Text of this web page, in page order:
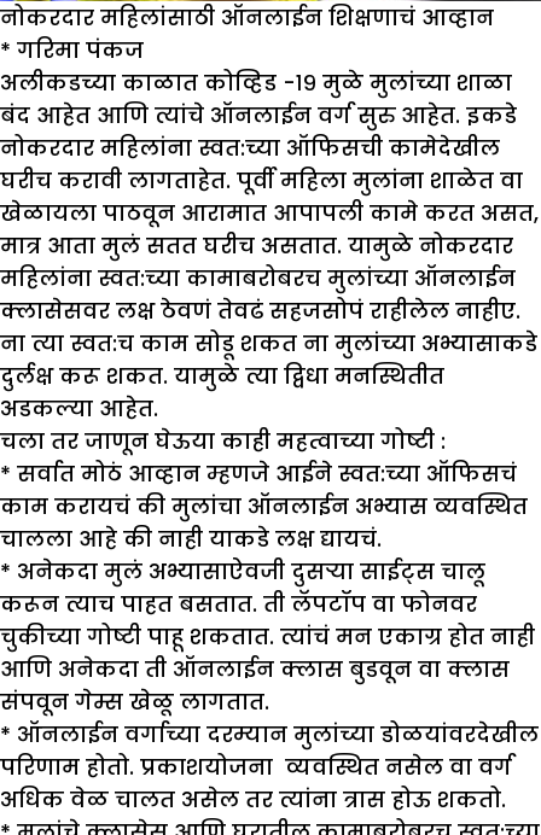
नोकरदार महिलांसाठी ऑनलाईन शिक्षणाचं आव्हान
* गरिमा पंकज
अलीकडच्या काळात कोव्हिड -१९ मुळे मुलांच्या शाळा
बंद आहेत आणि त्यांचे ऑनलाईन वर्ग सुरु आहेत. इकडे
नोकरदार महिलांना स्वत:च्या ऑफिसची कामेदेखील
घरीच करावी लागताहेत. पूर्वी महिला मुलांना शाळेत वा
खेळायला पाठवून आरामात आपापली कामे करत असत,
मात्र आता मुलं सतत घरीच असतात. यामुळे नोकरदार
महिलांना स्वत:च्या कामाबरोबरच मुलांच्या ऑनलाईन
क्लासेसवर लक्ष ठेवणं तेवढं सहजसोपं राहीलेल नाहीए.
ना त्या स्वत:च काम सोडू शकत ना मुलांच्या अभ्यासाकडे
दुर्लक्ष करू शकत. यामुळे त्या द्विधा मनस्थितीत
अडकल्या आहेत.
चला तर जाणून घेऊया काही महत्वाच्या गोष्टी :
* सर्वात मोठं आव्हान म्हणजे आईने स्वत:च्या ऑफिसचं
काम करायचं की मुलांचा ऑनलाईन अभ्यास व्यवस्थित
चालला आहे की नाही याकडे लक्ष द्यायचं.
* अनेकदा मुलं अभ्यासाऐवजी दुसऱ्या साईट्स चालू
करून त्याच पाहत बसतात. ती लॅपटॉप वा फोनवर
चुकीच्या गोष्टी पाहू शकतात. त्यांचं मन एकाग्र होत नाही
आणि अनेकदा ती ऑनलाईन क्लास बुडवून वा क्लास
संपवून गेम्स खेळू लागतात.
* ऑनलाईन वर्गाच्या दरम्यान मुलांच्या डोळयांवरदेखील
परिणाम होतो. प्रकाशयोजना व्यवस्थित नसेल वा वर्ग
अधिक वेळ चालत असेल तर त्यांना त्रास होऊ शकतो.